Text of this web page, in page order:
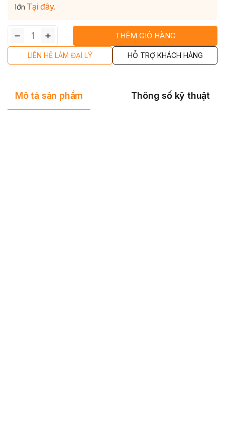
lớn Tại đây.
﹣ ﹢ THÊM GIỎ HÀNG
LIÊN HỆ LÀM ĐẠI LÝ HỖ TRỢ KHÁCH HÀNG
Mô tả sản phẩm Thông số kỹ thuật